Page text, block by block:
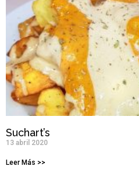
Suchart’s
13 abril 2020
Leer Más >>